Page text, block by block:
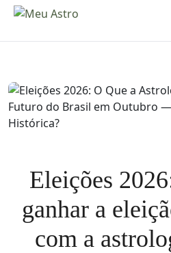
Eleições
ganhar a
com a